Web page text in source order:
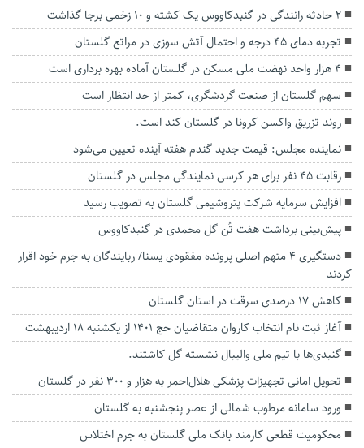
۲ حادثه رانندگی در گنبدکاووس یک کشته و ۱۰ زخمی برجا گذاشت
تجربه دمای ۴۵ درجه و احتمال آتش سوزی در مراتع گلستان
۴ هزار واحد نهضت ملی مسکن در گلستان آماده بهره برداری است
سهم گلستان از صنعت گردشگری، کمتر از حد انتظار است
روند تزریق واکسن کرونا در گلستان کند است.
نماینده مجلس: قیمت جدید گندم هفته آینده تعیین می‌شود
رقابت ۴۵ نفر برای هر کرسی نمایندگی مجلس در گلستان
افزایش سرمایه شرکت پتروشیمی گلستان به ‌تصویب رسید
پیش‌بینی برداشت هفت تُن گل محمدی در گنبدکاووس
دستگیری ۴ متهم اصلی پرونده مفقودی یسنا/ ربایندگان به جرم خود اقرار
کردند
کاهش ۱۷ درصدی سرقت در استان گلستان
آغاز ثبت نام انتخاب کاروان متقاضیان حج ۱۴۰۱ از یکشنبه ۱۸ اردیبهشت
گنبدی‌ها با تیم ملی والیبال نشسته گل کاشتند.
تحویل امانی تجهیزات پزشکی هلال‌احمر به هزار و ۳۰۰ نفر در گلستان
ورود سامانه مرطوب شمالی از عصر پنجشنبه به گلستان
محکومیت قطعی کارمند بانک ملی گلستان به جرم اختلاس